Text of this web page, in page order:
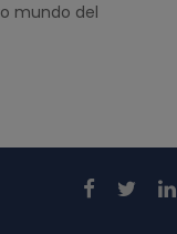
mundo del